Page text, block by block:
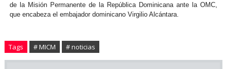
de la Misión Permanente de la República Dominicana ante la OMC,
que encabeza el embajador dominicano Virgilio Alcántara.
Tags # MICM # noticias